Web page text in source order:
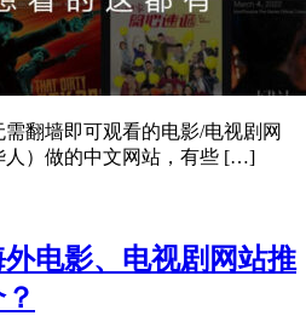
翻墙即可观看的电影/电视剧网
人）做的中文网站，有些 […]
电影、电视剧网站推